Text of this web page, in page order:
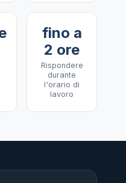
fino a
2 ore
Rispondere
durante
l'orario di
lavoro